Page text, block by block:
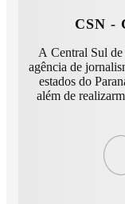
CSN -
A Central Sul de
agência de jornalismo do sul do país.
estados do
além de